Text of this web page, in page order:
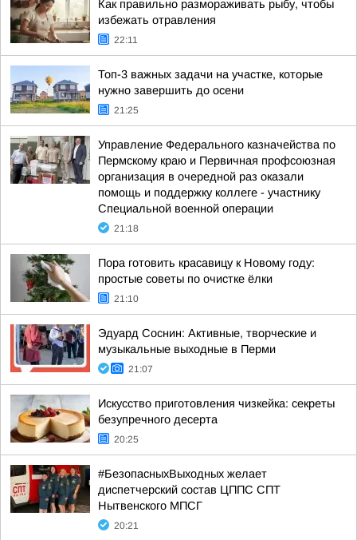
Как правильно размораживать рыбу, чтобы
избежать отравления
22:11
Топ-3 важных задачи на участке, которые
нужно завершить до осени
21:25
Управление Федерального казначейства по
Пермскому краю и Первичная профсоюзная
организация в очередной раз оказали
помощь и поддержку коллеге - участнику
Специальной военной операции
21:18
Пора готовить красавицу к Новому году:
простые советы по очистке ёлки
21:10
Эдуард Соснин: Активные, творческие и
музыкальные выходные в Перми
21:07
Искусство приготовления чизкейка: секреты
безупречного десерта
20:25
#БезопасныхВыходных желает
диспетчерский состав ЦППС СПТ
Нытвенского МПСГ
20:21